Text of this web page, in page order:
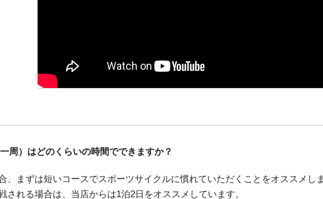
周）はどのくらいの時間でできますか？
、まずは短いコースでスポーツサイクルに慣れていただくことをオススメしま
される場合は、当店からは1泊2日をオススメしています。